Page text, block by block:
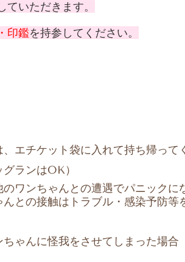
いただきます。
印鑑を持参してください。
エチケット袋に入れて持ち帰って
ランはOK）
ワンちゃんとの遭遇でパニックに
との接触はトラブル・感染予防等
ゃんに怪我をさせてしまった場合